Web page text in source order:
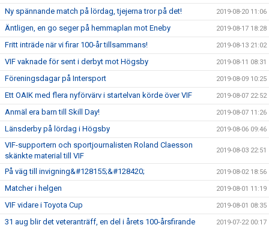
Ny spännande match på lördag, tjejerna tror på det! 2019-08-20 11:06
Äntligen, en go seger på hemmaplan mot Eneby 2019-08-17 18:28
Fritt inträde när vi firar 100-år tillsammans! 2019-08-13 21:02
VIF vaknade för sent i derbyt mot Högsby 2019-08-11 08:31
Föreningsdagar på Intersport 2019-08-09 10:25
Ett OAIK med flera nyförvärv i startelvan körde över VIF 2019-08-07 22:52
Anmäl era barn till Skill Day! 2019-08-07 11:26
Länsderby på lördag i Högsby 2019-08-06 09:46
VIF-supportern och sportjournalisten Roland Claesson
skänkte material till VIF
2019-08-03 22:51
På väg till invigning&#128155;&#128420; 2019-08-02 18:56
Matcher i helgen 2019-08-01 11:19
VIF vidare i Toyota Cup 2019-08-01 08:35
31 aug blir det veteranträff, en del i årets 100-årsfirande 2019-07-22 00:17